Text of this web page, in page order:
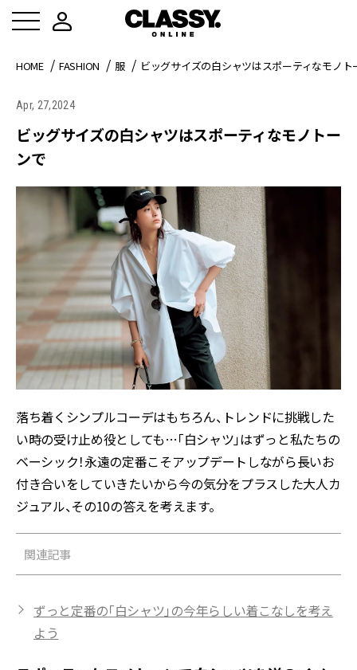
HOME FASHION 服 ビッグサイズの白シャツはスポーティなモノト
Apr, 27,2024
ビッグサイズの白シャツはスポーティなモノトー
ンで
落ち着くシンプルコーデはもちろん、トレンドに挑戦した
い時の受け止め役としても…「白シャツ」はずっと私たちの
ベーシック！永遠の定番こそアップデートしながら長いお
付き合いをしていきたいから――今の気分をプラスした大人カ
ジュアル、その10の答えを考えます。
関連記事
ずっと定番の「白シャツ」の今年らしい着こなしを考え
よう